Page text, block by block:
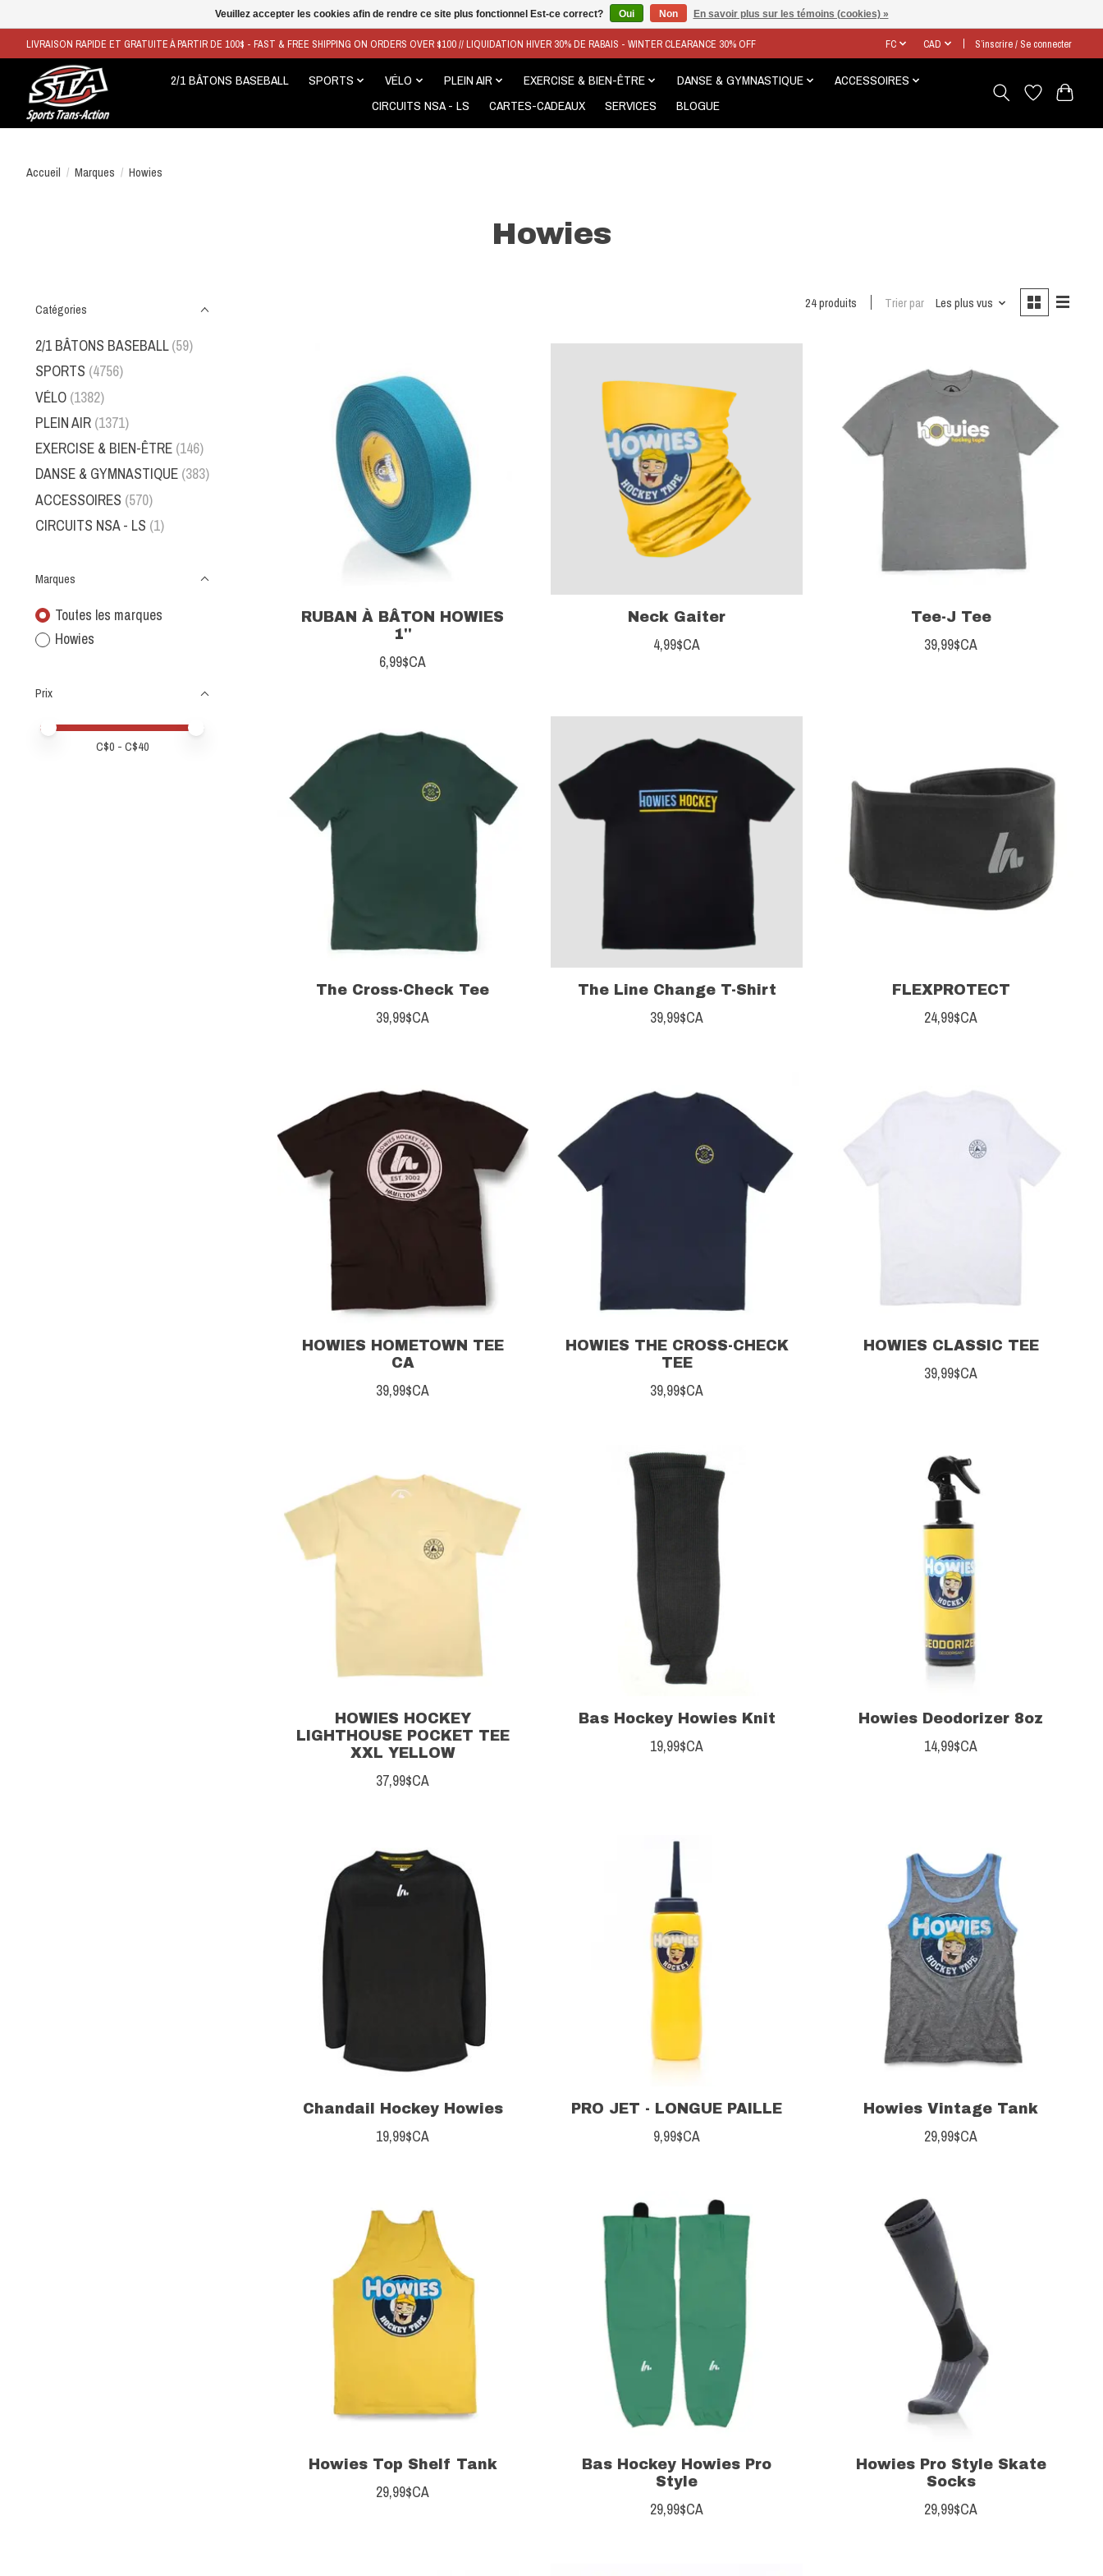
LIVRAISON RAPIDE ET GRATUITE À PARTIR DE 100$ - FAST & FREE SHIPPING ON ORDERS OVER $100 // LIQUIDATION HIVER 30% DE RABAIS - WINTER CLEARANCE 30% OFF FC CAD S’inscrire / Se connecter
2/1 BÂTONS BASEBALL SPORTS VÉLO PLEIN AIR EXERCISE & BIEN-ÊTRE DANSE & GYMNASTIQUE
ACCESSOIRES
CIRCUITS NSA - LS
CARTES-CADEAUX SERVICES BLOGUE
Accueil / Marques / Howies
Howies
Catégories
2/1 BÂTONS BASEBALL (59)
SPORTS (4756)
VÉLO (1382)
PLEIN AIR (1371)
EXERCISE & BIEN-ÊTRE (146)
DANSE & GYMNASTIQUE (383)
ACCESSOIRES (570)
CIRCUITS NSA - LS (1)
Marques
Toutes les marques
Howies
Prix
Prix minimum
Price maximum value
C$0 - C$40
24 produits Trier par Les plus vus
RUBAN À BÂTON HOWIES
1''
6,99$CA
Neck Gaiter
4,99$CA
Tee-J Tee
39,99$CA
The Cross-Check Tee
39,99$CA
The Line Change T-Shirt
39,99$CA
FLEXPROTECT
24,99$CA
HOWIES HOMETOWN TEE
CA
39,99$CA
HOWIES THE CROSS-CHECK
TEE
39,99$CA
HOWIES CLASSIC TEE
39,99$CA
HOWIES HOCKEY
LIGHTHOUSE POCKET TEE
XXL YELLOW
37,99$CA
Bas Hockey Howies Knit
19,99$CA
Howies Deodorizer 8oz
14,99$CA
Chandail Hockey Howies
19,99$CA
PRO JET - LONGUE PAILLE
9,99$CA
Howies Vintage Tank
29,99$CA
Howies Top Shelf Tank
29,99$CA
Bas Hockey Howies Pro
Style
29,99$CA
Howies Pro Style Skate
Socks
29,99$CA
Veuillez accepter les cookies afin de rendre ce site plus fonctionnel Est-ce correct? Oui Non En savoir plus sur les témoins (cookies) »